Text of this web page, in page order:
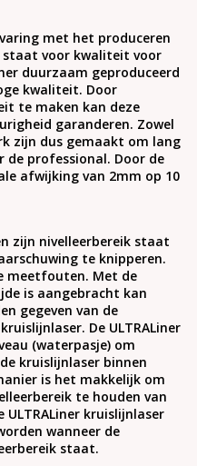
met het produceren
staat voor kwaliteit voor
duurzaam geproduceerd
kwaliteit. Door
te maken kan deze
garanderen. Zowel
zijn dus gemaakt om lang
de professional. Door de
afwijking van 2mm op 10
zijn nivelleerbereik staat
te knipperen.
meetfouten. Met de
is aangebracht kan
gegeven van de
De ULTRALiner
(waterpasje) om
kruislijnlaser binnen
is het makkelijk om
te houden van
kruislijnlaser
wanneer de
staat.